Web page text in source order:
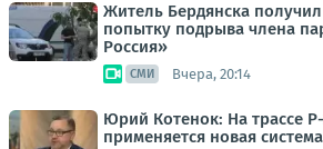
Житель Бердянска
попытку подрыва члена
Россия»
СМИ Вчера, 20:14
Юрий Котенок: На трассе
применяется новая